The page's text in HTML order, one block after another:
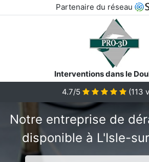
Partenaire du réseau
Interventions dans le
4.7/5
(113
Notre entreprise de
disponible à L'Isle-